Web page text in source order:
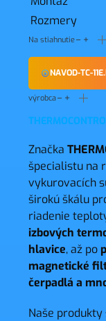
Rozmery
Na stiahnutie
NAVOD-TC-
výrobca
Značka
špecialistu na
vykurovacích
širokú škálu
riadenie
izbových
hlavice, až po
magnetické
čerpadlá a
Naše